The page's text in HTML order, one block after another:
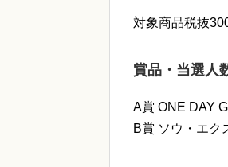
対象商品税抜
賞品・当選人
A賞 ONE DAY
B賞 ソウ・エク